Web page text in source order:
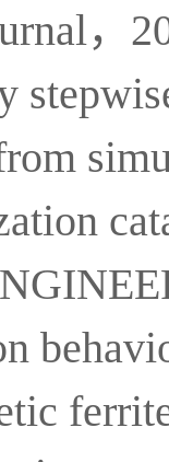
，